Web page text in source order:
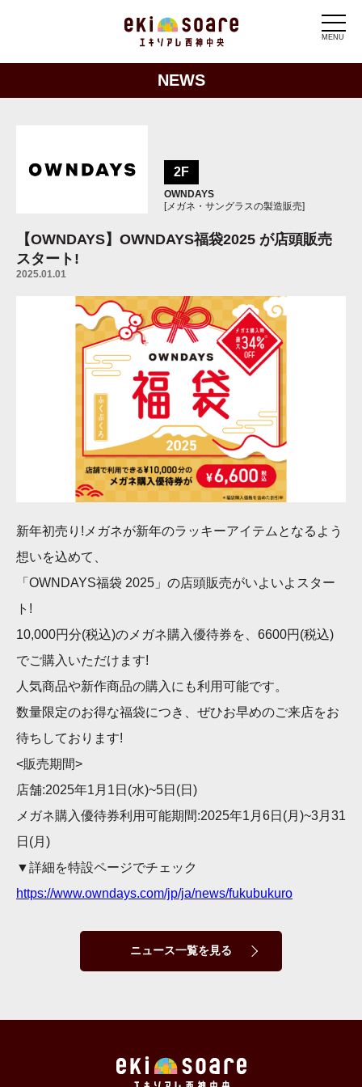
MENU
NEWS
【OWNDAYS】OWNDAYS福袋2025 が店頭販売
スタート!
2025.01.01
新年初売り!メガネが新年のラッキーアイテムとなるよう
想いを込めて、
「OWNDAYS福袋 2025」の店頭販売がいよいよスター
ト!
10,000円分(税込)のメガネ購入優待券を、6600円(税込)
でご購入いただけます!
人気商品や新作商品の購入にも利用可能です。
数量限定のお得な福袋につき、ぜひお早めのご来店をお
待ちしております!
<販売期間>
店舗:2025年1月1日(水)~5日(日)
メガネ購入優待券利用可能期間:2025年1月6日(月)~3月31
日(月)
▼詳細を特設ページでチェック
https://www.owndays.com/jp/ja/news/fukubukuro
ニュース一覧を見る
2F
OWNDAYS
[メガネ・サングラスの製造販売]